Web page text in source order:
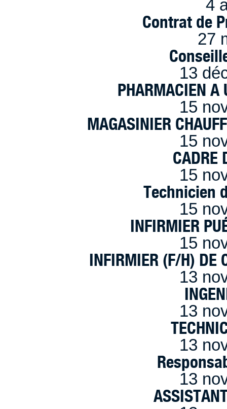
4
Contrat de
27
13
PHARMACIEN A
15
MAGASINIER
15
CADRE
15
Technicien
15
INFIRMIER
15
INFIRMIER (F/H) DE
13
13
13
13